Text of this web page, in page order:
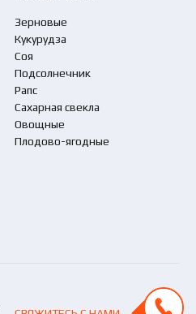
Зерновые
Кукурудза
Соя
Подсолнечник
Рапс
Сахарная свекла
Овощные
Плодово-ягодные